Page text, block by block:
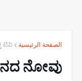
الصفحة الرئيسية ಟಿವಿ
ನೋವು